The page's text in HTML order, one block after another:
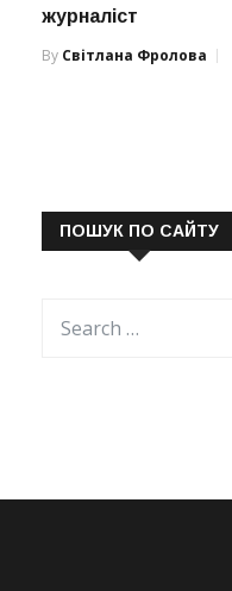
журналіст
By Світлана Фролова
ПОШУК ПО САЙТУ